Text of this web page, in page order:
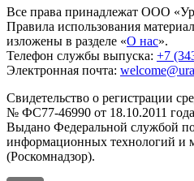
Все права принадлежат ООО
Правила использования
изложены в разделе «О нас».
Телефон службы выпуска: +7
Электронная почта:
Свидетельство о регистрации
№ ФС77-46990 от 18.10.2011
Выдано Федеральной службой по
информационных технологий и
(Роскомнадзор).